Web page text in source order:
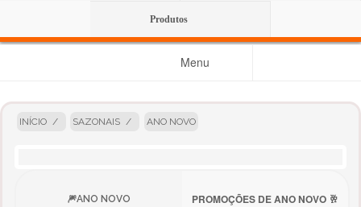
Produtos
Menu
INÍCIO / SAZONAIS / ANO NOVO
ANO NOVO PROMOÇÕES DE ANO NOVO 🥂